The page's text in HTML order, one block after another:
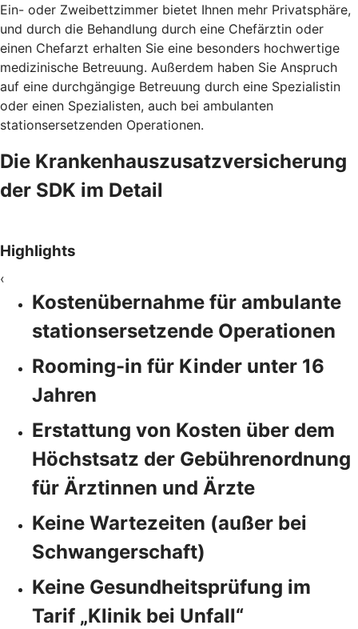
Ein- oder Zweibettzimmer bietet Ihnen mehr Privatsphäre,
und durch die Behandlung durch eine Chefärztin oder
einen Chefarzt erhalten Sie eine besonders hochwertige
medizinische Betreuung. Außerdem haben Sie Anspruch
auf eine durchgängige Betreuung durch eine Spezialistin
oder einen Spezialisten, auch bei ambulanten
stationsersetzenden Operationen.
Die Krankenhauszusatzversicherung
der SDK im Detail
Highlights
‹
Kostenübernahme für ambulante
stationsersetzende Operationen
Rooming-in für Kinder unter 16
Jahren
Erstattung von Kosten über dem
Höchstsatz der Gebührenordnung
für Ärztinnen und Ärzte
Keine Wartezeiten (außer bei
Schwangerschaft)
Keine Gesundheitsprüfung im
Tarif „Klinik bei Unfall“